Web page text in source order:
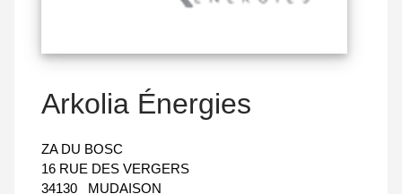
Arkolia Énergies
ZA DU BOSC
16 RUE DES VERGERS
34130
MUDAISON